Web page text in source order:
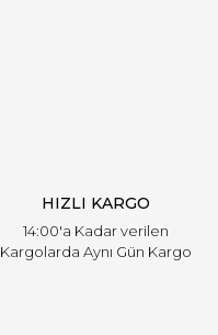
HIZLI KARGO
14:00'a Kadar verilen
Kargolarda Aynı Gün Kargo